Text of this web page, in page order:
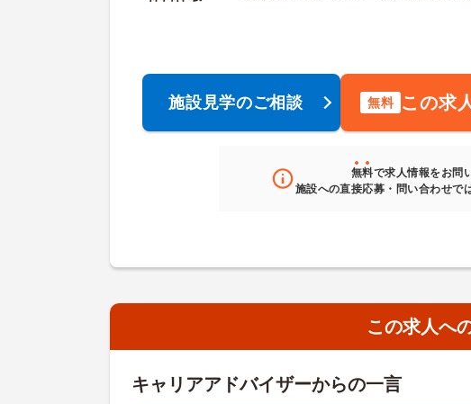
施設見学のご相談 無料 この求
無料で求人情報をお問
施設への直接応募・問い合わせで
この求人へ
キャリアアドバイザーからの一言